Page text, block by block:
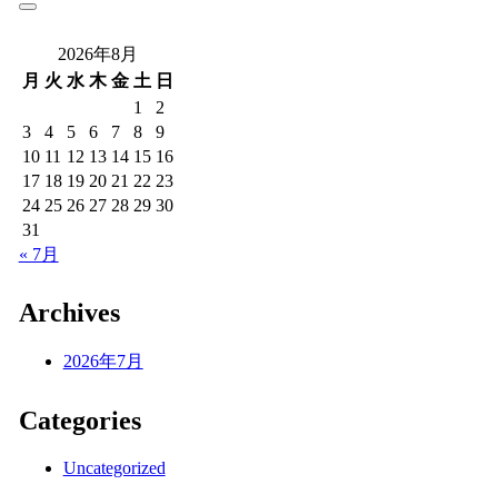
2026年8月
月 火 水 木 金 土 日
1
2
3
4 5 6 7 8
9
10 11 12 13 14 15 16
17 18 19 20 21 22 23
24 25 26 27 28 29 30
31
« 7月
Archives
2026年7月
Categories
Uncategorized